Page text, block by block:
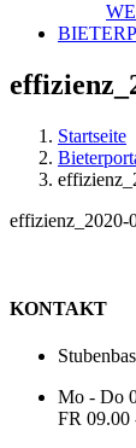
Startseite
effizienz_2020-
KONTAKT
Mo - Do
FR 09.00